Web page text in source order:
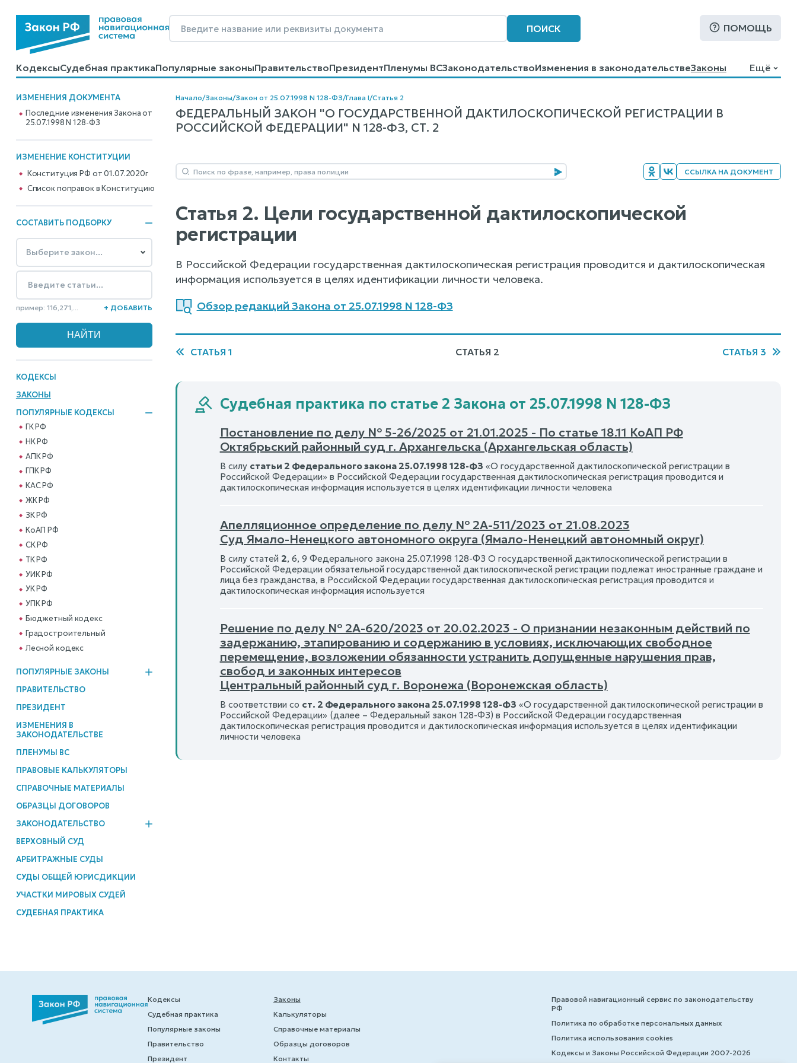
ПОИСК ПОМОЩЬ
КодексыСудебная практикаПопулярные законыПравительствоПрезидентПленумы ВСЗаконодательствоИзменения в законодательствеЗаконы
КалькуляторыСправочные материалыОбразцы договоровКонтактыПомощьПоиск
Ещё
ИЗМЕНЕНИЯ ДОКУМЕНТА
Последние изменения Закона от
25.07.1998 N 128-ФЗ
ИЗМЕНЕНИЕ КОНСТИТУЦИИ
Конституция РФ от 01.07.2020г
Cписок поправок в Конституцию
СОСТАВИТЬ ПОДБОРКУ
пример: 116,271,... + ДОБАВИТЬ
КОДЕКСЫ
ЗАКОНЫ
ПОПУЛЯРНЫЕ КОДЕКСЫ
ГК РФ
НК РФ
АПК РФ
ГПК РФ
КАС РФ
ЖК РФ
ЗК РФ
КоАП РФ
СК РФ
ТК РФ
УИК РФ
УК РФ
УПК РФ
Бюджетный кодекс
Градостроительный
Лесной кодекс
ПОПУЛЯРНЫЕ ЗАКОНЫ
ПРАВИТЕЛЬСТВО
ПРЕЗИДЕНТ
ИЗМЕНЕНИЯ В
ЗАКОНОДАТЕЛЬСТВЕ
ПЛЕНУМЫ ВС
ПРАВОВЫЕ КАЛЬКУЛЯТОРЫ
СПРАВОЧНЫЕ МАТЕРИАЛЫ
ОБРАЗЦЫ ДОГОВОРОВ
ЗАКОНОДАТЕЛЬСТВО
ВЕРХОВНЫЙ СУД
АРБИТРАЖНЫЕ СУДЫ
СУДЫ ОБЩЕЙ ЮРИСДИКЦИИ
УЧАСТКИ МИРОВЫХ СУДЕЙ
СУДЕБНАЯ ПРАКТИКА
Начало/Законы/Закон от 25.07.1998 N 128-ФЗ/Глава I/Статья 2
ФЕДЕРАЛЬНЫЙ ЗАКОН "О ГОСУДАРСТВЕННОЙ ДАКТИЛОСКОПИЧЕСКОЙ РЕГИСТРАЦИИ В
РОССИЙСКОЙ ФЕДЕРАЦИИ" N 128-ФЗ, СТ. 2
ССЫЛКА НА ДОКУМЕНТ
Статья 2. Цели государственной дактилоскопической
регистрации
В Российской Федерации государственная дактилоскопическая регистрация проводится и дактилоскопическая
информация используется в целях идентификации личности человека.
Обзор редакций Закона от 25.07.1998 N 128-ФЗ
СТАТЬЯ 1 СТАТЬЯ 2 СТАТЬЯ 3
Судебная практика по статье 2 Закона от 25.07.1998 N 128-ФЗ
Постановление по делу № 5-26/2025 от 21.01.2025 - По статье 18.11 КоАП РФ
Октябрьский районный суд г. Архангельска (Архангельская область)
В силу статьи 2 Федерального закона 25.07.1998 128-ФЗ «О государственной дактилоскопической регистрации в
Российской Федерации» в Российской Федерации государственная дактилоскопическая регистрация проводится и
дактилоскопическая информация используется в целях идентификации личности человека
Апелляционное определение по делу № 2А-511/2023 от 21.08.2023
Суд Ямало-Ненецкого автономного округа (Ямало-Ненецкий автономный округ)
В силу статей 2, 6, 9 Федерального закона 25.07.1998 128-ФЗ О государственной дактилоскопической регистрации в
Российской Федерации обязательной государственной дактилоскопической регистрации подлежат иностранные граждане и
лица без гражданства, в Российской Федерации государственная дактилоскопическая регистрация проводится и
дактилоскопическая информация используется
Решение по делу № 2А-620/2023 от 20.02.2023 - О признании незаконным действий по
задержанию, этапированию и содержанию в условиях, исключающих свободное
перемещение, возложении обязанности устранить допущенные нарушения прав,
свобод и законных интересов
Центральный районный суд г. Воронежа (Воронежская область)
В соответствии со ст. 2 Федерального закона 25.07.1998 128-ФЗ «О государственной дактилоскопической регистрации в
Российской Федерации» (далее – Федеральный закон 128-ФЗ) в Российской Федерации государственная
дактилоскопическая регистрация проводится и дактилоскопическая информация используется в целях идентификации
личности человека
Кодексы
Судебная практика
Популярные законы
Правительство
Президент
Законы
Калькуляторы
Справочные материалы
Образцы договоров
Контакты
Правовой навигационный сервис по законодательству
РФ
Политика по обработке персональных данных
Политика использования cookies
Кодексы и Законы Российской Федерации 2007-2026